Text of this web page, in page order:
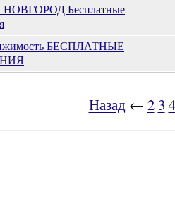
Бесплатные
БЕСПЛАТНЫЕ
Назад← 2 3 4